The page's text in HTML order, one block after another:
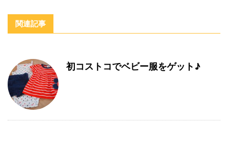
関連記事
初コストコでベビー服をゲット♪